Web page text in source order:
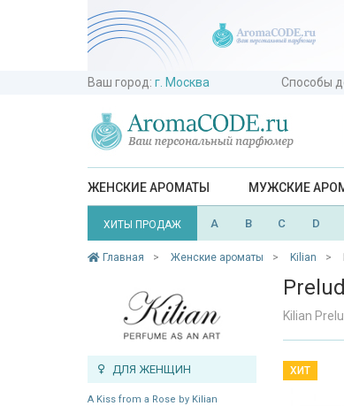
Ваш город: г. Москва Способы
ЖЕНСКИЕ АРОМАТЫ МУЖСКИЕ
ХИТЫ ПРОДАЖ A B C D
Главная Женские ароматы Kilian
ДЛЯ ЖЕНЩИН
A Kiss from a Rose by Kilian
Kilian
ХИТ